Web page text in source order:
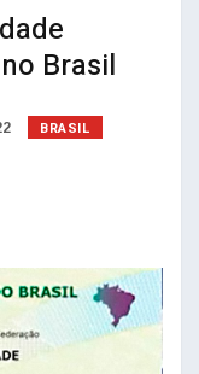
Brasil
BRASIL